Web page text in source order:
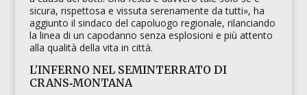
sicura, rispettosa e vissuta serenamente da tutti», ha
aggiunto il sindaco del capoluogo regionale, rilanciando
la linea di un capodanno senza esplosioni e più attento
alla qualità della vita in città.
L’INFERNO NEL SEMINTERRATO DI
CRANS‑MONTANA